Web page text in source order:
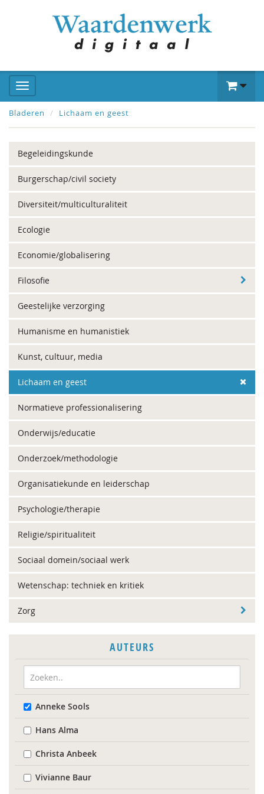
Bladeren Lichaam en geest
Begeleidingskunde
Burgerschap/civil society
Diversiteit/multiculturaliteit
Ecologie
Economie/globalisering
Filosofie
Geestelijke verzorging
Humanisme en humanistiek
Kunst, cultuur, media
Lichaam en geest
Normatieve professionalisering
Onderwijs/educatie
Onderzoek/methodologie
Organisatiekunde en leiderschap
Psychologie/therapie
Religie/spiritualiteit
Sociaal domein/sociaal werk
Wetenschap: techniek en kritiek
Zorg
AUTEURS
Anneke Sools
Hans Alma
Christa Anbeek
Vivianne Baur